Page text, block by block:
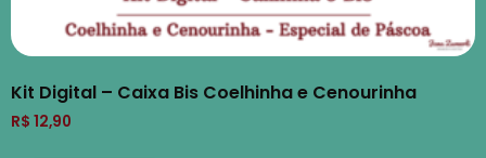
Kit Digital – Caixa Bis Coelhinha e Cenourinha
R$ 12,90